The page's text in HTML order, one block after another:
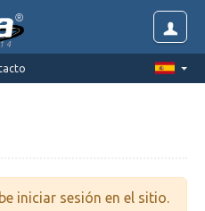
iniciar sesión en el sitio.